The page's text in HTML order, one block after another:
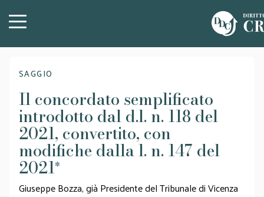
SAGGIO
Il concordato semplificato
introdotto dal d.l. n. 118 del
2021, convertito, con
modifiche dalla l. n. 147 del
2021*
Giuseppe Bozza, già Presidente del Tribunale di Vicenza